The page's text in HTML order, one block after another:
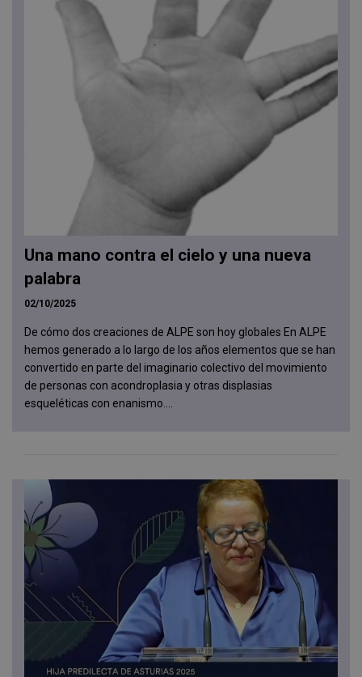
Una mano contra el cielo y una nueva
palabra
02/10/2025
De cómo dos creaciones de ALPE son hoy globales En ALPE
hemos generado a lo largo de los años elementos que se han
convertido en parte del imaginario colectivo del movimiento
de personas con acondroplasia y otras displasias
esqueléticas con enanismo....